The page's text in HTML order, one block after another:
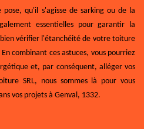
qu'il s'agisse de sarking ou de la
essentielles pour garantir la
vérifier l'étanchéité de votre toiture
combinant ces astuces, vous pourriez
et, par conséquent, alléger vos
SRL, nous sommes là pour vous
vos projets à Genval, 1332.